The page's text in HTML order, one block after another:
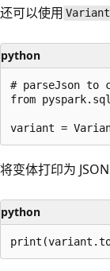
还可以使用
python
# parseJson to
from
将变体打印为 JSON
python